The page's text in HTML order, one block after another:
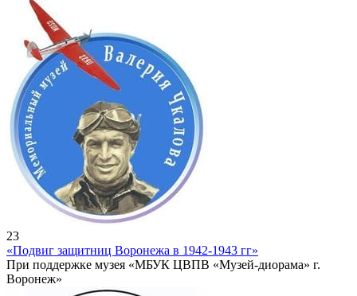
23
«Подвиг защитниц Воронежа в 1942-1943 гг»
При поддержке музея «МБУК ЦВПВ «Музей-диорама» г.
Воронеж»